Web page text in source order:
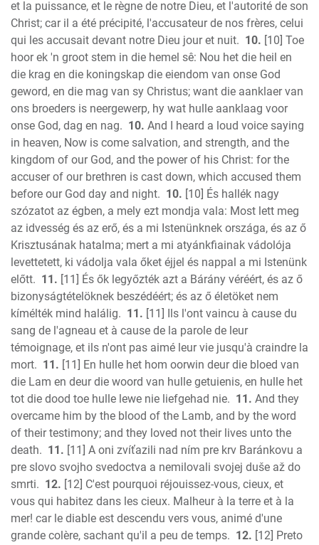
et la puissance, et le règne de notre Dieu, et l'autorité de son
Christ; car il a été précipité, l'accusateur de nos frères, celui
qui les accusait devant notre Dieu jour et nuit. 10. [10] Toe
hoor ek 'n groot stem in die hemel sê: Nou het die heil en
die krag en die koningskap die eiendom van onse God
geword, en die mag van sy Christus; want die aanklaer van
ons broeders is neergewerp, hy wat hulle aanklaag voor
onse God, dag en nag. 10. And I heard a loud voice saying
in heaven, Now is come salvation, and strength, and the
kingdom of our God, and the power of his Christ: for the
accuser of our brethren is cast down, which accused them
before our God day and night. 10. [10] És hallék nagy
szózatot az égben, a mely ezt mondja vala: Most lett meg
az idvesség és az erő, és a mi Istenünknek országa, és az ő
Krisztusának hatalma; mert a mi atyánkfiainak vádolója
levettetett, ki vádolja vala őket éjjel és nappal a mi Istenünk
előtt. 11. [11] És ők legyőzték azt a Bárány véréért, és az ő
bizonyságtételöknek beszédéért; és az ő életöket nem
kímélték mind halálig. 11. [11] Ils l'ont vaincu à cause du
sang de l'agneau et à cause de la parole de leur
témoignage, et ils n'ont pas aimé leur vie jusqu'à craindre la
mort. 11. [11] En hulle het hom oorwin deur die bloed van
die Lam en deur die woord van hulle getuienis, en hulle het
tot die dood toe hulle lewe nie liefgehad nie. 11. And they
overcame him by the blood of the Lamb, and by the word
of their testimony; and they loved not their lives unto the
death. 11. [11] A oni zvíťazili nad ním pre krv Baránkovu a
pre slovo svojho svedoctva a nemilovali svojej duše až do
smrti. 12. [12] C'est pourquoi réjouissez-vous, cieux, et
vous qui habitez dans les cieux. Malheur à la terre et à la
mer! car le diable est descendu vers vous, animé d'une
grande colère, sachant qu'il a peu de temps. 12. [12] Preto